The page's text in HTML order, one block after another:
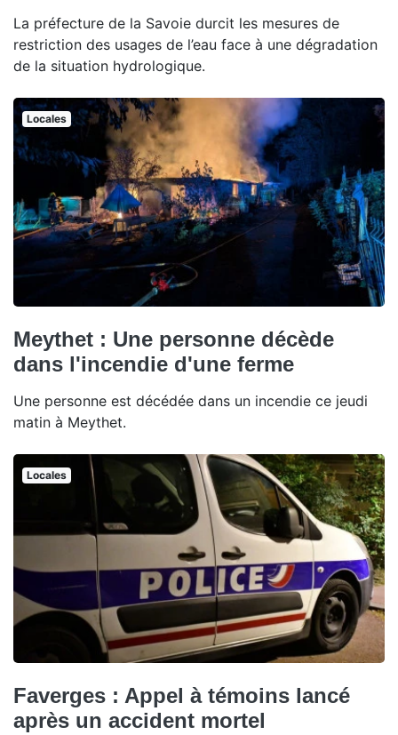
La préfecture de la Savoie durcit les mesures de
restriction des usages de l’eau face à une dégradation
de la situation hydrologique.
Locales
Meythet : Une personne décède
dans l'incendie d'une ferme
Une personne est décédée dans un incendie ce jeudi
matin à Meythet.
Locales
Faverges : Appel à témoins lancé
après un accident mortel